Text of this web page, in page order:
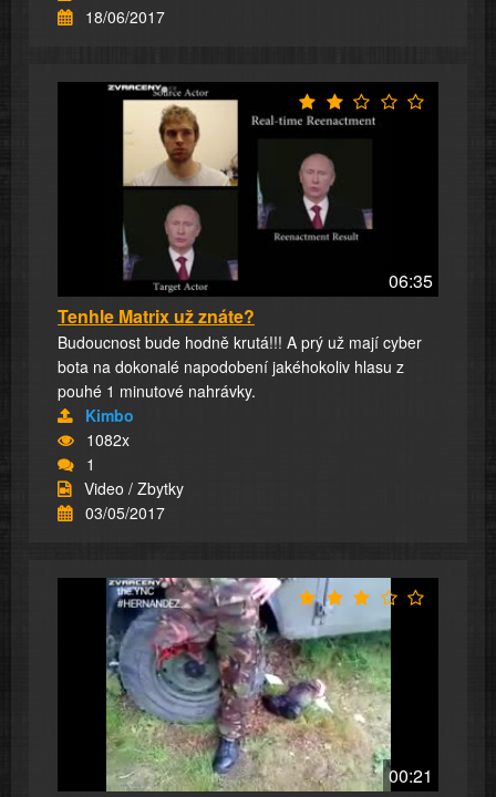
18/06/2017
06:35
Tenhle Matrix už znáte?
Budoucnost bude hodně krutá!!! A prý už mají cyber
bota na dokonalé napodobení jakéhokoliv hlasu z
pouhé 1 minutové nahrávky.
Kimbo
1082x
1
Video / Zbytky
03/05/2017
00:21